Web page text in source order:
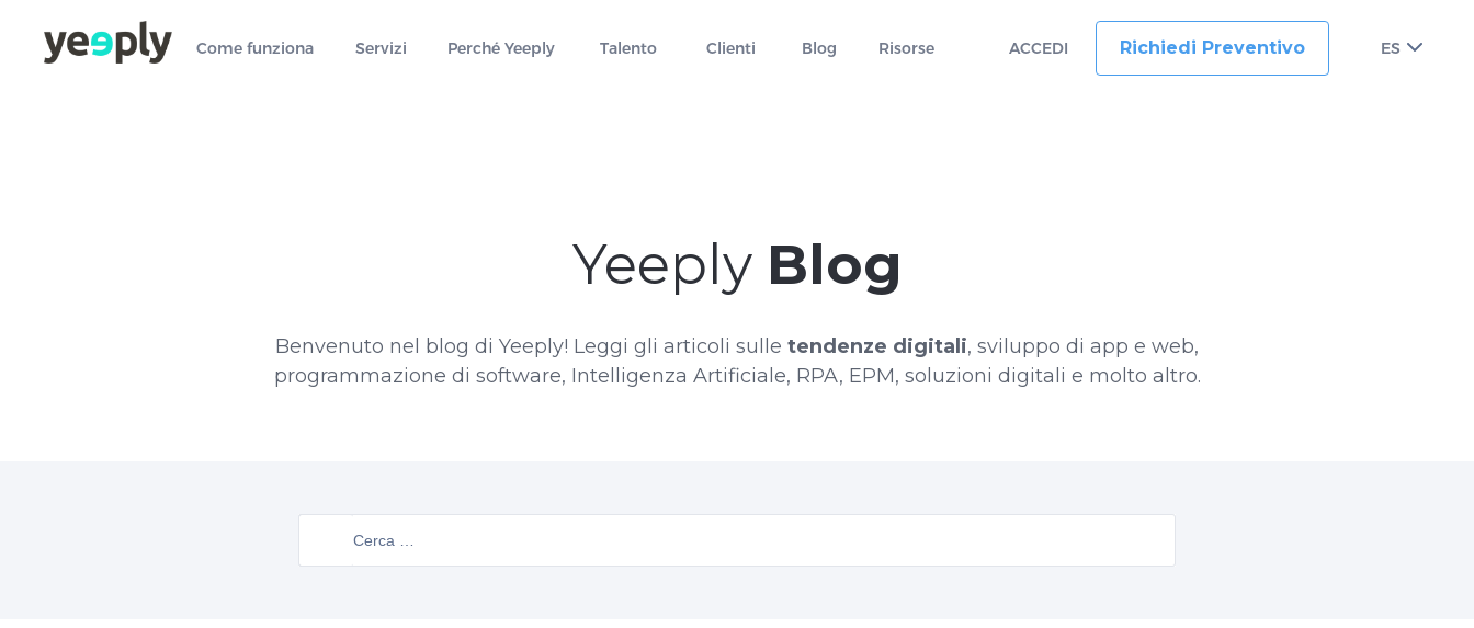
Come funziona Servizi Perché Yeeply Talento Clienti Blog Risorse ACCEDI Richiedi Preventivo ES
Yeeply Blog
Benvenuto nel blog di Yeeply! Leggi gli articoli sulle tendenze digitali, sviluppo di app e web,
programmazione di software, Intelligenza Artificiale, RPA, EPM, soluzioni digitali e molto altro.